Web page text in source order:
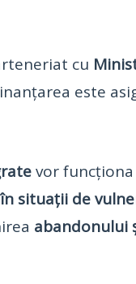
cu
este
vor
situații de
abandonului